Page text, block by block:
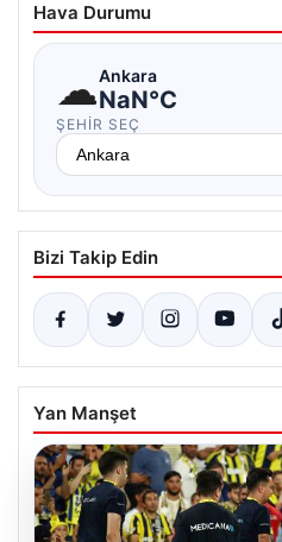
Hava Durumu
☁Ankara
NaN°C
ŞEHIR SEÇ
Bizi Takip Edin
Yan Manşet